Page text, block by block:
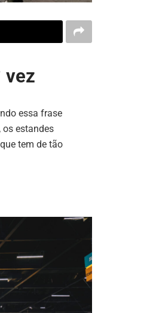
vez
essa frase
os estandes
tem de tão